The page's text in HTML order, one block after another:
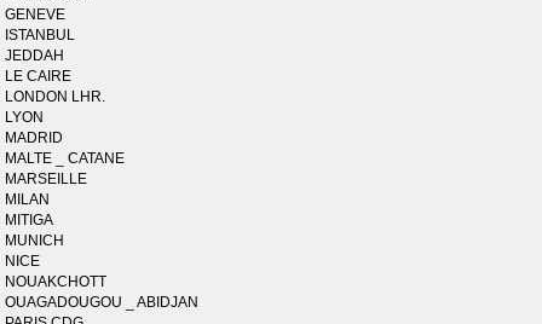
GENEVE
ISTANBUL
JEDDAH
LE CAIRE
LONDON LHR.
LYON
MADRID
MALTE _ CATANE
MARSEILLE
MILAN
MITIGA
MUNICH
NICE
NOUAKCHOTT
OUAGADOUGOU _ ABIDJAN